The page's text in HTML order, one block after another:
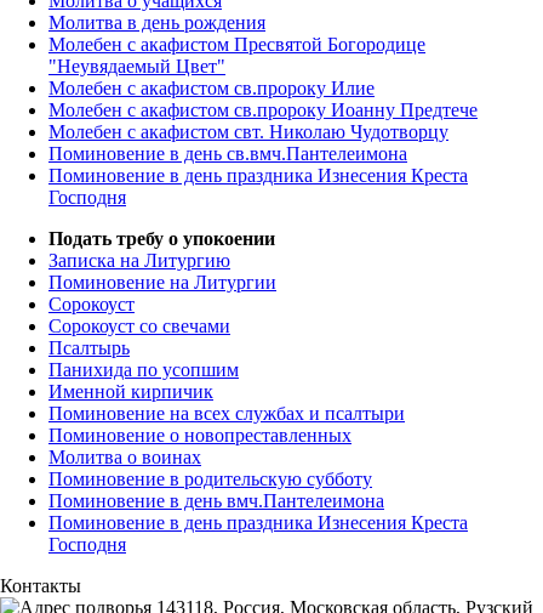
Молитва в день рождения
Молебен с акафистом Пресвятой Богородице
"Неувядаемый Цвет"
Молебен с акафистом св.пророку Илие
Молебен с акафистом св.пророку Иоанну Предтече
Молебен с акафистом свт. Николаю Чудотворцу
Поминовение в день св.вмч.Пантелеимона
Поминовение в день праздника Изнесения Креста
Господня
Подать требу о упокоении
Записка на Литургию
Поминовение на Литургии
Сорокоуст
Сорокоуст со свечами
Псалтырь
Панихида по усопшим
Именной кирпичик
Поминовение на всех службах и псалтыри
Поминовение о новопреставленных
Молитва о воинах
Поминовение в родительскую субботу
Поминовение в день вмч.Пантелеимона
Поминовение в день праздника Изнесения Креста
Господня
Контакты
143118, Россия, Московская область, Рузский